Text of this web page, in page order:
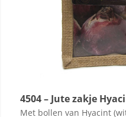
4504 – Jute zakje
Met bollen van Hyacint